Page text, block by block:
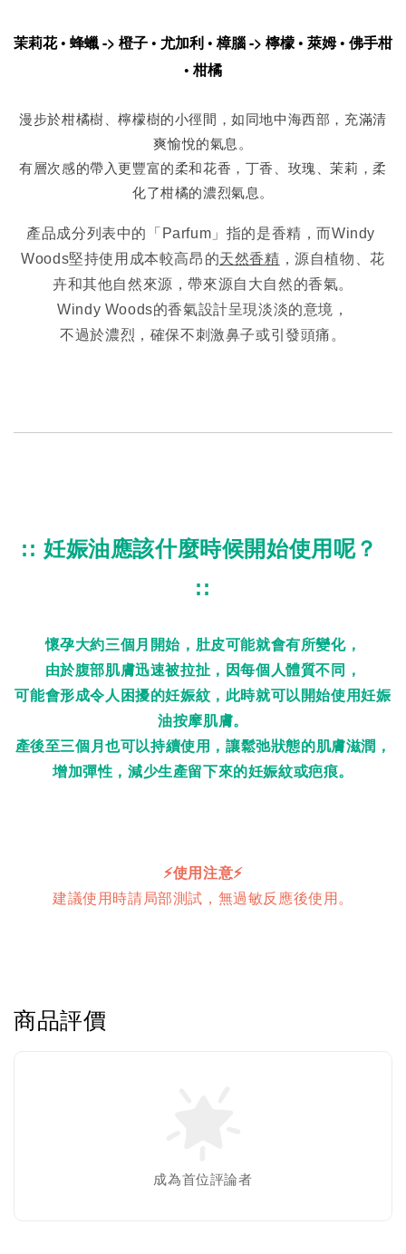
茉莉花 • 蜂蠟 -> 橙子 • 尤加利 • 樟腦 -> 檸檬 • 萊姆 • 佛手柑
• 柑橘
漫步於柑橘樹、檸檬樹的小徑間，如同地中海西部，充滿清
爽愉悅的氣息。
有層次感的帶入更豐富的柔和花香，丁香、玫瑰、茉莉，柔
化了柑橘的濃烈氣息。
產品成分列表中的「Parfum」指的是香精，而Windy
Woods堅持使用成本較高昂的天然香精 ，源自植物、花
卉和其他自然來源，帶來源自大自然的香氣。
Windy Woods的香氣設計呈現淡淡的意境，
不過於濃烈，確保不刺激鼻子或引發頭痛。
:: 妊娠油應該什麼時候開始使用呢？
::
懷孕大約三個月開始，肚皮可能就會有所變化，
由於腹部肌膚迅速被拉扯，因每個人體質不同，
可能會形成令人困擾的妊娠紋，此時就可以開始使用妊娠
油按摩肌膚。
產後至三個月也可以持續使用，讓鬆弛狀態的肌膚滋潤，
增加彈性，減少生產留下來的妊娠紋或疤痕。
⚡️使用注意⚡️
建議使用時請局部測試，無過敏反應後使用。
商品評價
成為首位評論者